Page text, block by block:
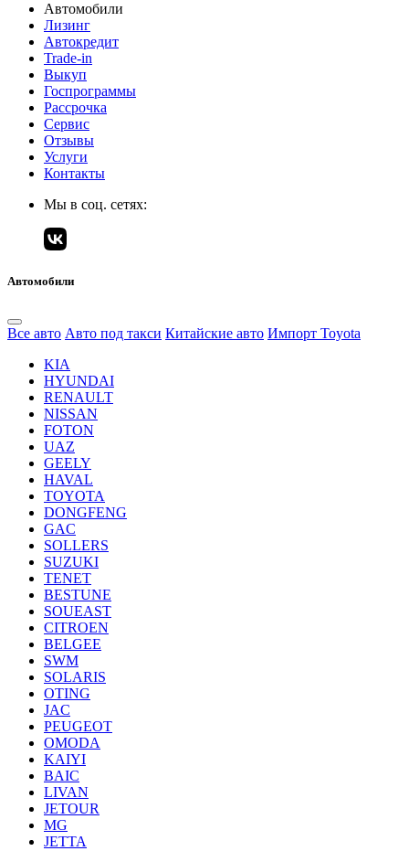
Автомобили
Лизинг
Автокредит
Trade-in
Выкуп
Госпрограммы
Рассрочка
Сервис
Отзывы
Услуги
Контакты
Мы в соц. сетях:
Автомобили
Все авто Авто под такси Китайские авто Импорт Toyota
KIA
HYUNDAI
RENAULT
NISSAN
FOTON
UAZ
GEELY
HAVAL
TOYOTA
DONGFENG
GAC
SOLLERS
SUZUKI
TENET
BESTUNE
SOUEAST
CITROEN
BELGEE
SWM
SOLARIS
OTING
JAC
PEUGEOT
OMODA
KAIYI
BAIC
LIVAN
JETOUR
MG
JETTA